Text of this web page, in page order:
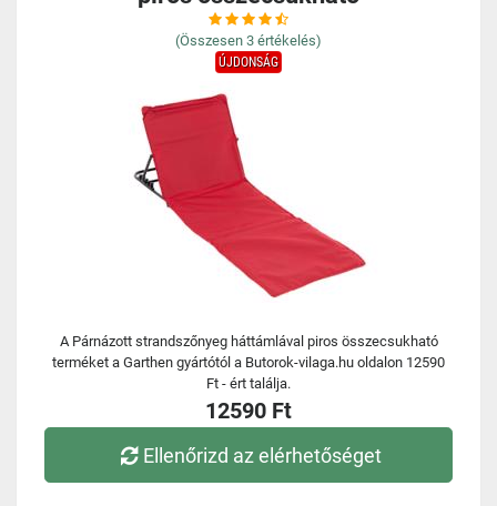
(Összesen 3 értékelés)
ÚJDONSÁG
A Párnázott strandszőnyeg háttámlával piros összecsukható
terméket a Garthen gyártótól a Butorok-vilaga.hu oldalon 12590
Ft - ért találja.
12590 Ft
Ellenőrizd az elérhetőséget